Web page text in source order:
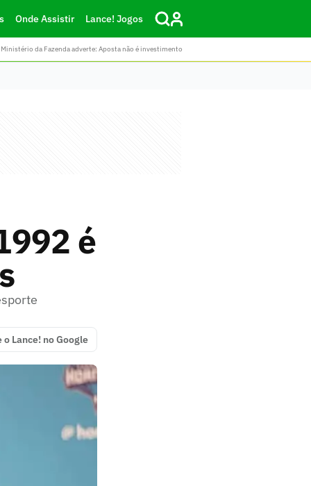
Onde Assistir Lance! Jogos
da Fazenda adverte: Aposta não é investimento
é
o Lance! no Google